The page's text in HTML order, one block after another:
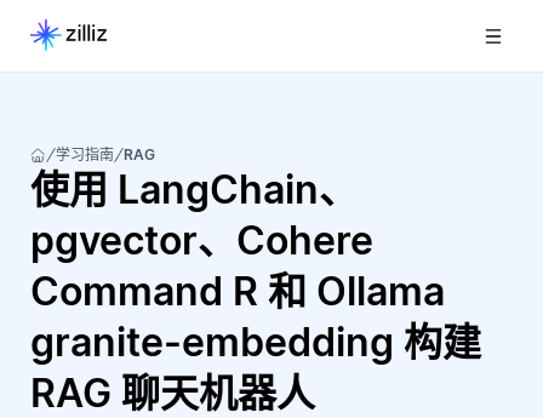
学习指南 RAG
使用 LangChain、
pgvector、Cohere
Command R 和 Ollama
granite-embedding 构建
RAG 聊天机器人